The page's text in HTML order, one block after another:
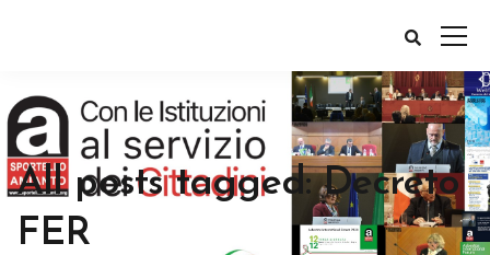
All posts tagged: Decreto
FER